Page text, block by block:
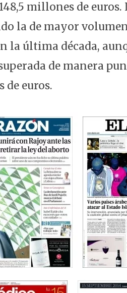
millones de
la de mayor
la última década,
de manera
de euros.